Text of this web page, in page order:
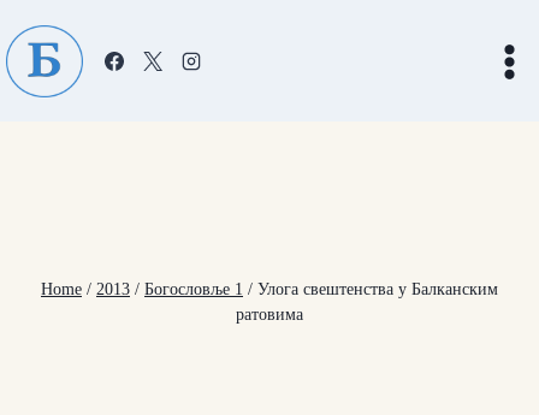
to
content
Home / 2013 / Богословље 1 / Улога свештенства у Балканским
ратовима